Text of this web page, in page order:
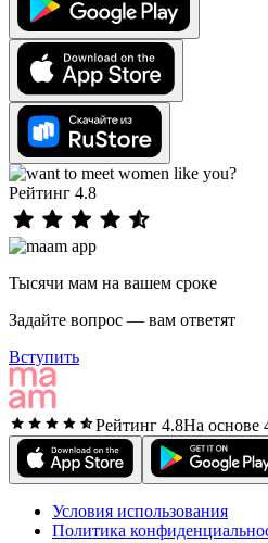
Рейтинг 4.8
Тысячи мам на вашем сроке
Задайте вопрос — вам ответят
Вступить
Рейтинг 4.8На основе
Условия использования
Политика